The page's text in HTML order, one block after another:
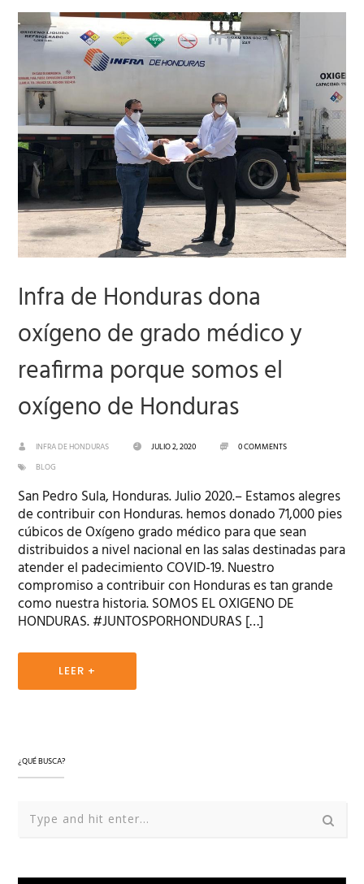
Infra de Honduras dona
oxígeno de grado médico y
reafirma porque somos el
oxígeno de Honduras
INFRA DE HONDURAS JULIO 2, 2020
0 COMMENTS
BLOG
San Pedro Sula, Honduras. Julio 2020.– Estamos alegres
de contribuir con Honduras. hemos donado 71,000 pies
cúbicos de Oxígeno grado médico para que sean
distribuidos a nivel nacional en las salas destinadas para
atender el padecimiento COVID-19. Nuestro
compromiso a contribuir con Honduras es tan grande
como nuestra historia. SOMOS EL OXIGENO DE
HONDURAS. #JUNTOSPORHONDURAS […]
LEER +
¿QUÉ BUSCA?